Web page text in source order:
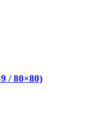
/ 80×80)